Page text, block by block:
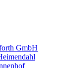
GmbH